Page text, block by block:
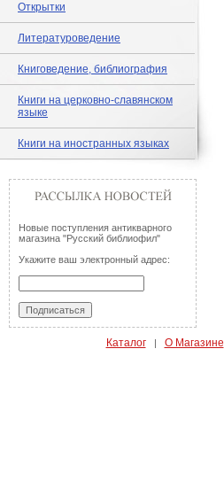
Открытки
Литературоведение
Книговедение, библиография
Книги на церковно-славянском
языке
Книги на иностранных языках
Новые поступления антикварного
магазина "Русский библиофил"
Укажите ваш электронный адрес:
Каталог| О Магазине